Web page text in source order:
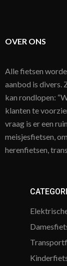
OVER ONS
Alle fietsen
aanbod is divers.
kan rondlopen:
klanten te
vraag is er een
meisjesfietsen,
herenfietsen,